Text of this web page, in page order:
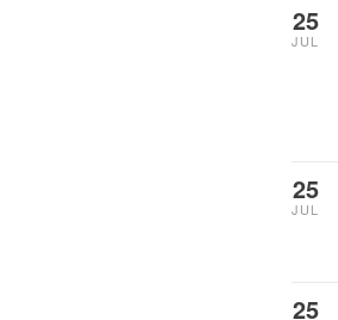
25
JUL
25
JUL
25